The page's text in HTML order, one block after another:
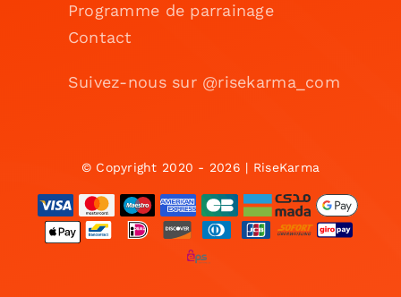
Programme de parrainage
Contact
Suivez-nous sur @risekarma_com
© Copyright 2020 - 2026 | RiseKarma